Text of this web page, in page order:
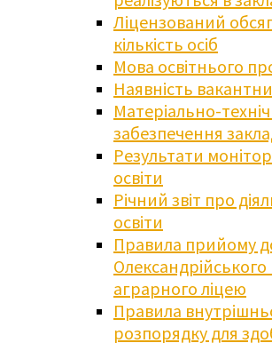
Ліцензований
кількість осіб
Мова освітнього
Наявність
Матеріально-
забезпечення
Результати
освіти
Річний звіт про
освіти
Правила прийому
аграрного ліцею
Правила
розпорядку для